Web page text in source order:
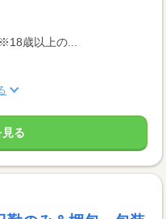
歳以上の...
る